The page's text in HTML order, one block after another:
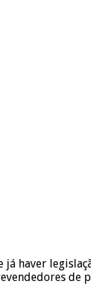
haver